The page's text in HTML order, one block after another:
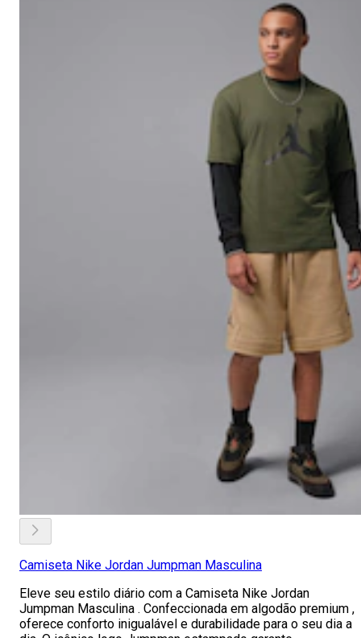
Camiseta Nike Jordan Jumpman Masculina
Eleve seu estilo diário com a Camiseta Nike Jordan
Jumpman Masculina . Confeccionada em algodão premium ,
oferece conforto inigualável e durabilidade para o seu dia a